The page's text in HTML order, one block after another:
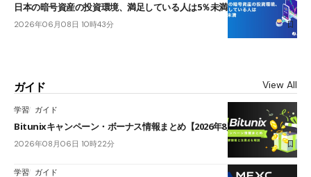
日本の暗号資産の投資環境、満足している人は5％未満
2026年06月08日 10時43分
ガイド View All
学習 ガイド
Bitunixキャンペーン・ボーナス情報まとめ【2026年8月最新】
2026年08月06日 10時22分
学習 ガイド